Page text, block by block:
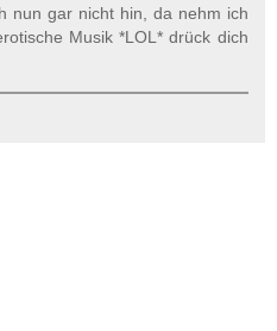
nun gar nicht hin, da nehm ich
Musik *LOL* drück dich